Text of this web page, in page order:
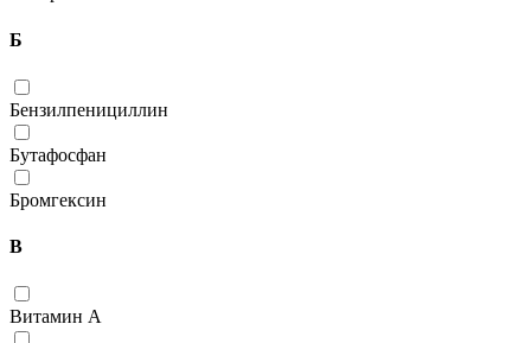
Б
Бензилпенициллин
Бутафосфан
Бромгексин
В
Витамин А